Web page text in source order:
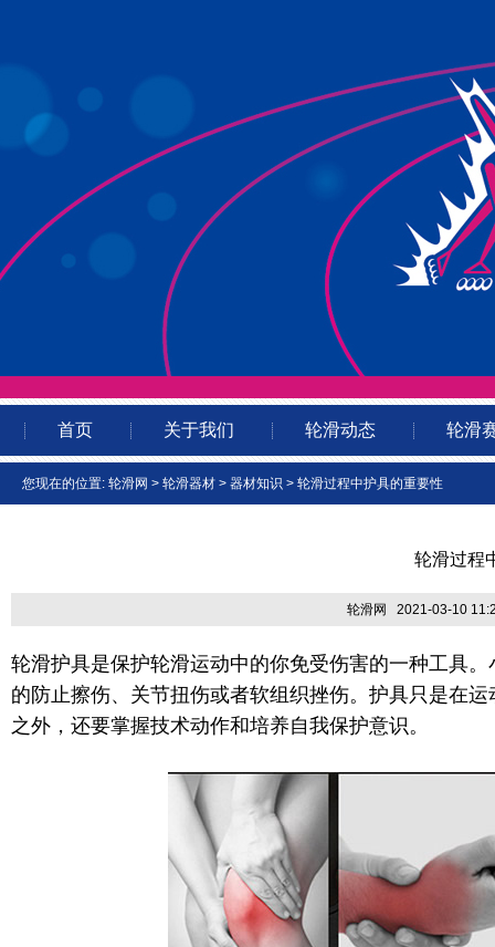
首页 关于我们 轮滑动态 轮滑
您现在的位置: 轮滑网 > 轮滑器材 > 器材知识 > 轮滑过程中护具的重要性
轮滑过程
轮滑网 2021-03-10
轮滑护具是保护轮滑运动中的你免受伤害的一种工具
的防止擦伤、关节扭伤或者软组织挫伤。护具只是在
之外，还要掌握技术动作和培养自我保护意识。